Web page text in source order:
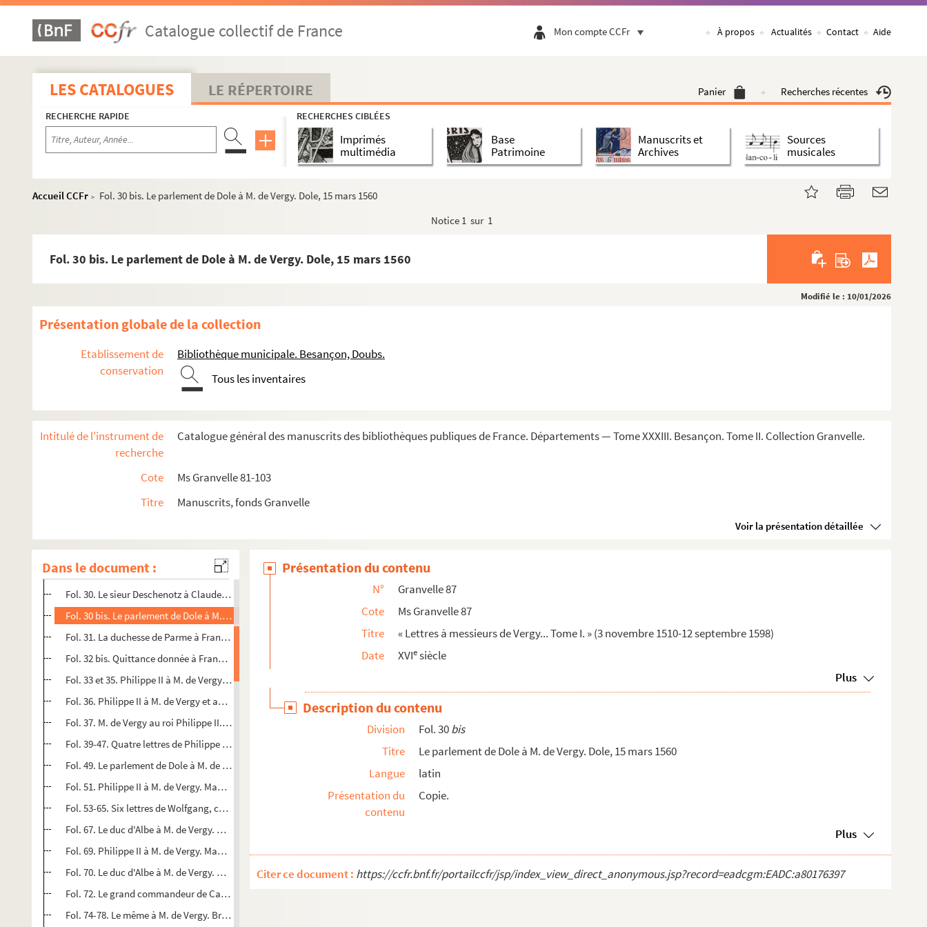
Catalogue collectif de France Mon compte CCFr À propos Actualités Contact Aide
LES CATALOGUES LE RÉPERTOIRE Panier Recherches récentes
RECHERCHE RAPIDE RECHERCHES CIBLÉES
Imprimés
multimédia
Base
Patrimoine
Manuscrits et
Archives
Sources
musicales
Accueil CCFr >
Fol. 30 bis. Le parlement de Dole à M. de Vergy. Dole, 15 mars 1560
Notice 1 sur 1
Fol. 30 bis. Le parlement de Dole à M. de Vergy. Dole, 15 mars 1560
Modifié le : 10/01/2026
Présentation globale de la collection
Etablissement de
conservation
Bibliothèque municipale. Besançon, Doubs.
Tous les inventaires
Intitulé de l'instrument de
recherche
Catalogue général des manuscrits des bibliothèques publiques de France. Départements — Tome XXXIII. Besançon. Tome II. Collection Granvelle.
Cote
Ms Granvelle 81-103
Titre
Manuscrits, fonds Granvelle
Voir la présentation détaillée
Dans le document :
Ms Granvelle 81. « Lettres de Joachim Hopperus, apostillées de la main de Philippe second... Tome VI. » (1 janvier ...
Ms Granvelle 83. Lettres à Jacques de Saint-Mauris, prieur de Bellefontaine, puis abbé de Goailles et Montbenoît. Tom...
Ms Granvelle 84. Lettre à Jacques de Saint-Mauris, prieur de Bellefontaine. Tome II. 15 janvier 1583-11 septembre 158...
Ms Granvelle 86. Apologie de l'empereur Charles-Quint (13 août 1516-20 août 1537)
Fol. 1-6. Cinq lettres de Marguerite, archiduchesse d'Autriche, gouvernante des Pays-Bas, à Guillaume IV, seig...
Fol. 8. Frère Fabricio de Carretto, grand maître de Rhodes, à M. de Vergy. Rhodes, 10 avril 1518
Fol. 9 et 10. Charles-Quint à M. de Vergy. Bruxelles, 23 mars 1544, et Walderfinge, 20 mars 1545
Fol. 12. Nicolas Perrenot, seigneur de Granvelle, à M. de Vergy. Bruxelles, 14 avril 1548
Fol. 14. François Bonvalot, abbé de Luxeuil, à M. de Vergy. Besançon, 25 février 1550
Fol. 20. L'Empereur à M. de Vergy. Augsbourg, 19 octobre 1551
Fol. 26. Le roi Philippe II à Claude de Vergy. Cambrai, 10 août 1557
Fol. 28 et 29. Le baron Nicolas de Bollwiller à M. de Vergy. Du camp près Saint-Dié en Lorraine, 25 septembre, et A...
Fol. 30. Le sieur Deschenotz à Claude de Vergy. Coiffy, 28 septembre 1557
Fol. 30 bis. Le parlement de Dole à M. de Vergy. Dole, 15 mars 1560
Fol. 31. La duchesse de Parme à François de Vergy, gouverneur du comté de Bourgogne. Bruxelles, 13 septembre ...
Fol. 32 bis. Quittance donnée à François de Vergy par Josué Wyttenbach, bourgeois de Berne. 12 mai 1564
Fol. 33 et 35. Philippe II à M. de Vergy. Madrid, 5 décembre 1565
Fol. 36. Philippe II à M. de Vergy et au parlement de Dole. Madrid, 5 décembre 1565
Fol. 37. M. de Vergy au roi Philippe II. Vaux, 16 juillet 1566
Fol. 39-47. Quatre lettres de Philippe II à M. de Vergy. Madrid, 13 janvier ; l'Escurial, 27 mars ; Bois de Ségo...
Fol. 49. Le parlement de Dole à M. de Vergy. Dole, 6 avril 1567
Fol. 51. Philippe II à M. de Vergy. Madrid, 26 juin 1567
Fol. 53-65. Six lettres de Wolfgang, comte palatin du Rhin, à M. de Vergy. Du camp « in Sennen », 18 mars 1569 ;...
Fol. 67. Le duc d'Albe à M. de Vergy. Bruxelles, 17 avril 1569
Fol. 69. Philippe II à M. de Vergy. Madrid, 14 décembre 1569
Fol. 70. Le duc d'Albe à M. de Vergy. Bruxelles, 4 juillet 1572
Fol. 72. Le grand commandeur de Castille, don Luis de Requesens, au Roi Très Chrétien. Bruxelles, 2 juillet 1...
Fol. 74-78. Le même à M. de Vergy. Bruxelles, 2 juillet ; Anvers, 4 et 9 mai 1574
Présentation du contenu
N°
Granvelle 87
Cote
Ms Granvelle 87
Titre
« Lettres à messieurs de Vergy... Tome I. » (3 novembre 1510-12 septembre 1598)
Date
XVIesiècle
Plus
Description du contenu
Division Fol. 30bis
Titre
Le parlement de Dole à M. de Vergy. Dole, 15 mars 1560
Langue
latin
Présentation du
contenu
Copie.
Plus
Citer ce document : https://ccfr.bnf.fr/portailccfr/jsp/index_view_direct_anonymous.jsp?record=eadcgm:EADC:a80176397